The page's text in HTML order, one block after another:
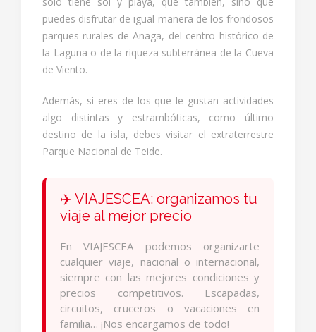
puedes disfrutar de igual manera de los frondosos
parques rurales de Anaga, del centro histórico de
la Laguna o de la riqueza subterránea de la Cueva
de Viento.
Además, si eres de los que le gustan actividades
algo distintas y estrambóticas, como último
destino de la isla, debes visitar el extraterrestre
Parque Nacional de Teide.
✈️ VIAJESCEA: organizamos tu
viaje al mejor precio
En VIAJESCEA podemos organizarte
cualquier viaje, nacional o internacional,
siempre con las mejores condiciones y
precios competitivos. Escapadas,
circuitos, cruceros o vacaciones en
familia… ¡Nos encargamos de todo!